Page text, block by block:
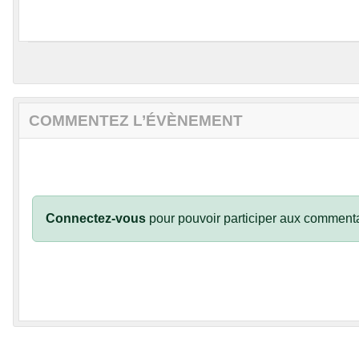
COMMENTEZ L’ÉVÈNEMENT
Connectez-vous pour pouvoir participer aux